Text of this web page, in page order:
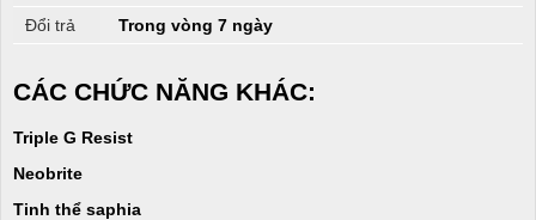
Đổi trả Trong vòng 7 ngày
CÁC CHỨC NĂNG KHÁC:
Triple G Resist
Neobrite
Tinh thể saphia